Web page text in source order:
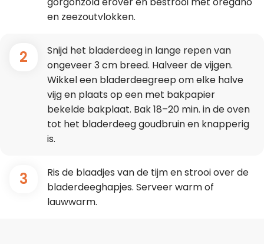
en zeezoutvlokken.
2
Snijd het bladerdeeg in lange repen van
ongeveer 3 cm breed. Halveer de vijgen.
Wikkel een bladerdeegreep om elke halve
vijg en plaats op een met bakpapier
bekelde bakplaat. Bak 18–20 min. in de oven
tot het bladerdeeg goudbruin en knapperig
is.
3
Ris de blaadjes van de tijm en strooi over de
bladerdeeghapjes. Serveer warm of
lauwwarm.